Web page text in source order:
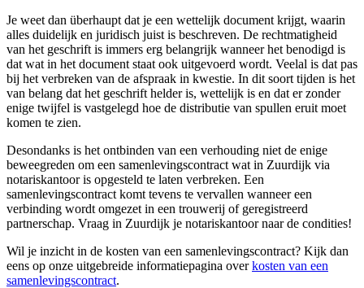
Je weet dan überhaupt dat je een wettelijk document krijgt, waarin
alles duidelijk en juridisch juist is beschreven. De rechtmatigheid
van het geschrift is immers erg belangrijk wanneer het benodigd is
dat wat in het document staat ook uitgevoerd wordt. Veelal is dat pas
bij het verbreken van de afspraak in kwestie. In dit soort tijden is het
van belang dat het geschrift helder is, wettelijk is en dat er zonder
enige twijfel is vastgelegd hoe de distributie van spullen eruit moet
komen te zien.
Desondanks is het ontbinden van een verhouding niet de enige
beweegreden om een samenlevingscontract wat in Zuurdijk via
notariskantoor is opgesteld te laten verbreken. Een
samenlevingscontract komt tevens te vervallen wanneer een
verbinding wordt omgezet in een trouwerij of geregistreerd
partnerschap. Vraag in Zuurdijk je notariskantoor naar de condities!
Wil je inzicht in de kosten van een samenlevingscontract? Kijk dan
eens op onze uitgebreide informatiepagina overkosten van een
samenlevingscontract.